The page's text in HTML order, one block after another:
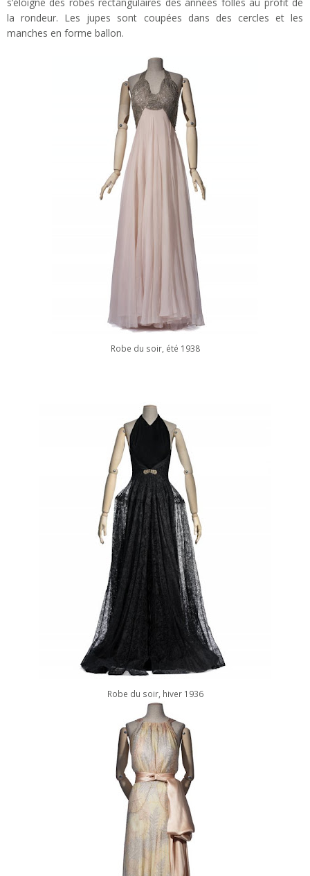
la rondeur. Les jupes sont coupées dans des cercles et les
manches en forme ballon.
Robe du soir, été 1938
Robe du soir, hiver 1936